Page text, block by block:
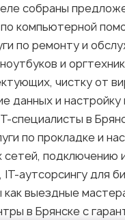
праздников
собраны
компьютерной
по ремонту и
и
чистку от
данных и
специалисты в
по прокладке и
подключению
аутсорсингу для
выездные
в Брянске с